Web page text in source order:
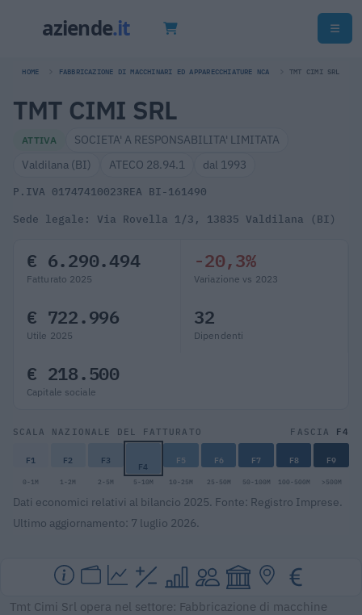
HOME FABBRICAZIONE DI MACCHINARI ED APPARECCHIATURE NCA TMT CIMI SRL
TMT CIMI SRL
ATTIVA
SOCIETA' A RESPONSABILITA' LIMITATA
Valdilana (BI)
ATECO 28.94.1 dal 1993
P.IVA 01747410023REA BI-161490
Sede legale: Via Rovella 1/3, 13835 Valdilana (BI)
€ 6.290.494
Fatturato 2025
-20,3%
Variazione vs 2023
€ 722.996
Utile 2025
32
Dipendenti
€ 218.500
Capitale sociale
SCALA NAZIONALE DEL FATTURATO FASCIA F4
F1 F2 F3 F4 F5 F6 F7 F8 F9
0-1M 1-2M 2-5M 5-10M 10-25M 25-50M 50-100M 100-500M >500M
Dati economici relativi al bilancio 2025. Fonte: Registro Imprese.
Ultimo aggiornamento: 7 luglio 2026.
Tmt Cimi Srl opera nel settore: Fabbricazione di macchine